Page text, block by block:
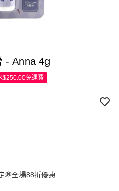
- Anna 4g
免運費
💭全場88折優惠